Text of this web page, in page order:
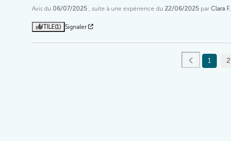
Avis du 06/07/2025 , suite à une expérience du 22/06/2025 parClara F.
UTILE(1) Signaler
1 2